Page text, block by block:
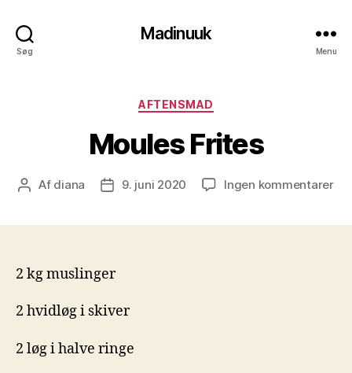
Søg
Madinuuk
Menu
Kategorier
AFTENSMAD
Moules Frites
Indlægsforfatter
Af diana Indlægsdato
9. juni 2020 Ingen kommentarertil
2 kg muslinger
2 hvidløg i skiver
2 løg i halve ringe